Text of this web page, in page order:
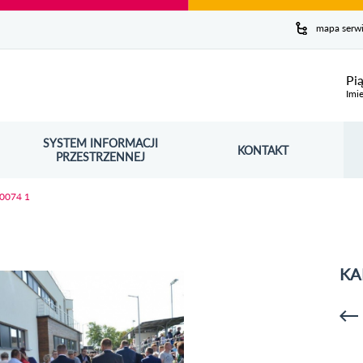
mapa
SYSTEM INFORMACJI
PRZESTRZENNEJ
OTWORZY SIĘ W NOWYM OKNIE KONTAKT
1